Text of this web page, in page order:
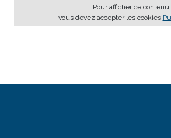
Pour afficher ce contenu
vous devez accepter les cookies